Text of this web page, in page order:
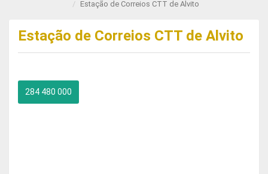
Estação de Correios CTT de Alvito
Estação de Correios CTT de Alvito
284 480 000